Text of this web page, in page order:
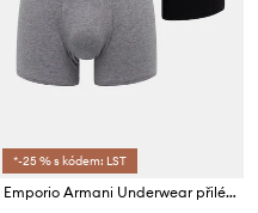
*-25 % s kódem: LST
Emporio Armani Underwear přiléhavé boxerky pánské bavlněné s elastanem